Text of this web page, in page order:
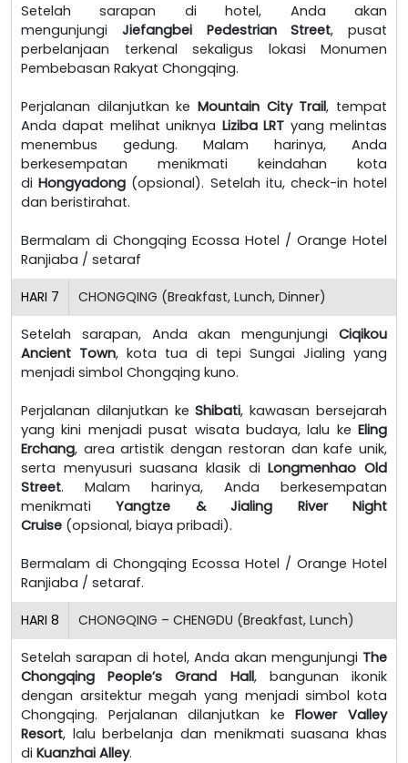
Setelah sarapan di hotel, Anda akan
mengunjungi Jiefangbei Pedestrian Street, pusat
perbelanjaan terkenal sekaligus lokasi Monumen
Pembebasan Rakyat Chongqing.
Perjalanan dilanjutkan ke Mountain City Trail, tempat
Anda dapat melihat uniknya Liziba LRT yang melintas
menembus gedung. Malam harinya, Anda
berkesempatan menikmati keindahan kota
diHongyadong (opsional). Setelah itu, check-in hotel
dan beristirahat.
Bermalam di Chongqing Ecossa Hotel / Orange Hotel
Ranjiaba / setaraf
HARI 7 CHONGQING (Breakfast, Lunch, Dinner)
Setelah sarapan, Anda akan mengunjungi Ciqikou
Ancient Town, kota tua di tepi Sungai Jialing yang
menjadi simbol Chongqing kuno.
Perjalanan dilanjutkan keShibati, kawasan bersejarah
yang kini menjadi pusat wisata budaya, lalu ke Eling
Erchang, area artistik dengan restoran dan kafe unik,
serta menyusuri suasana klasik diLongmenhao Old
Street. Malam harinya, Anda berkesempatan
menikmatiYangtze & Jialing River Night
Cruise (opsional, biaya pribadi).
Bermalam di Chongqing Ecossa Hotel / Orange Hotel
Ranjiaba / setaraf.
HARI 8 CHONGQING – CHENGDU (Breakfast, Lunch)
Setelah sarapan di hotel, Anda akan mengunjungi The
Chongqing People’s Grand Hall, bangunan ikonik
dengan arsitektur megah yang menjadi simbol kota
Chongqing. Perjalanan dilanjutkan keFlower Valley
Resort, lalu berbelanja dan menikmati suasana khas
di Kuanzhai Alley.